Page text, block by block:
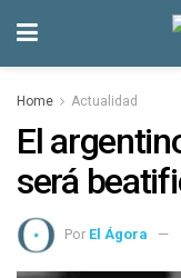
Home Actualidad
El
será
Por El Ágora